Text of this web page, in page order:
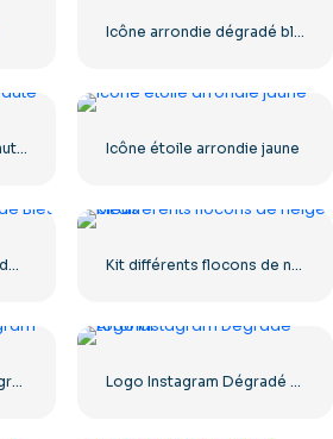
Icône étoile arrondie jaune